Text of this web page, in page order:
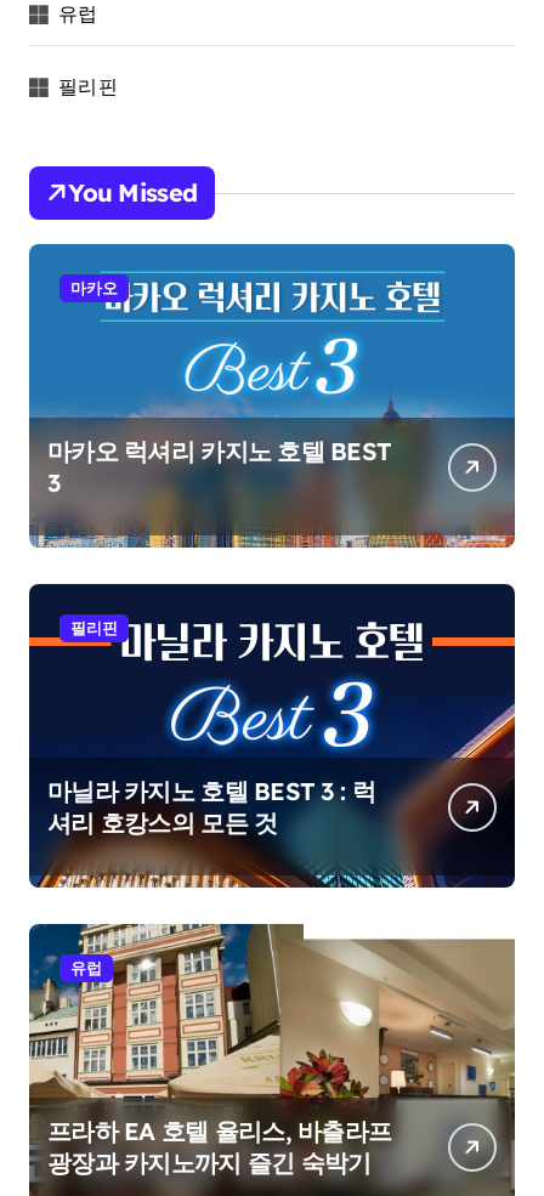
유럽
필리핀
You Missed
마카오
마카오 럭셔리 카지노 호텔 BEST
3
필리핀
마닐라 카지노 호텔 BEST 3 : 럭
셔리 호캉스의 모든 것
유럽
프라하 EA 호텔 율리스, 바츨라프
광장과 카지노까지 즐긴 숙박기